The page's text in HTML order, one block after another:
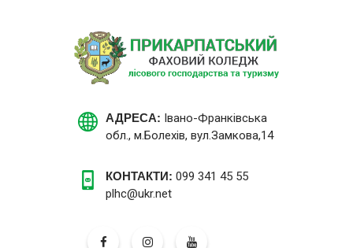
АДРЕСА: Івано-Франківська
обл., м.Болехів, вул.Замкова,14
КОНТАКТИ: 099 341 45 55
plhc@ukr.net